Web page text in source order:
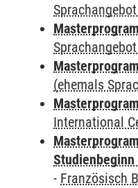
(ehemals
International
Studienbeginn
- Französisch